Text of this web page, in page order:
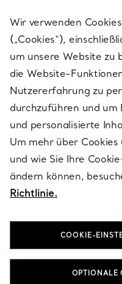
SERVICES
ÜBER TIFFANY & CO.
RECHTLICHE HINWEISE
FOLGEN SIE UNS
Wir verwenden
(„Cookies“),
um unsere Website zu
die Website-
Nutzererfahrung zu
durchzuführen und um
und personalisierte
Um mehr über
und wie Sie Ihre
ändern können,
Richtlinie.
COOKIE-
OPTIONALE